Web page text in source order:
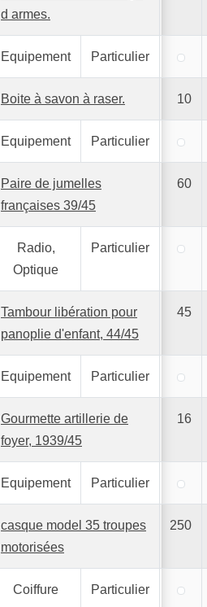
d armes.
Equipement Particulier
Boite à savon à raser. 10
Equipement Particulier
Paire de jumelles
françaises 39/45
60
Radio,
Optique
Particulier
Tambour libération pour
panoplie d'enfant, 44/45
45
Equipement Particulier
Gourmette artillerie de
foyer, 1939/45
16
Equipement Particulier
casque model 35 troupes
motorisées
250
Coiffure Particulier